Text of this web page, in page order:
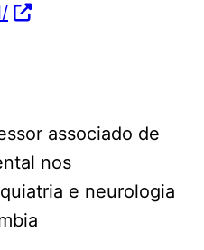
associado de
nos
e neurologia